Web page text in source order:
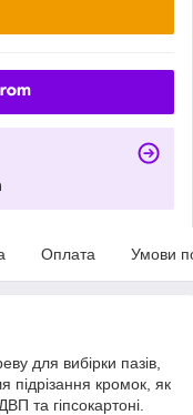
Оплата Умови
для вибірки пазів,
підрізання кромок, як
та гіпсокартоні.